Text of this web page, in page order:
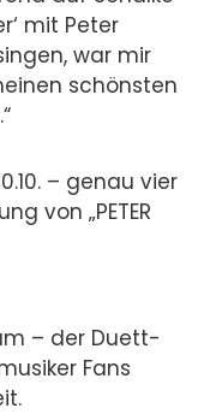
mit Peter
war mir
schönsten
– genau vier
von „PETER
– der Duett-
Fans